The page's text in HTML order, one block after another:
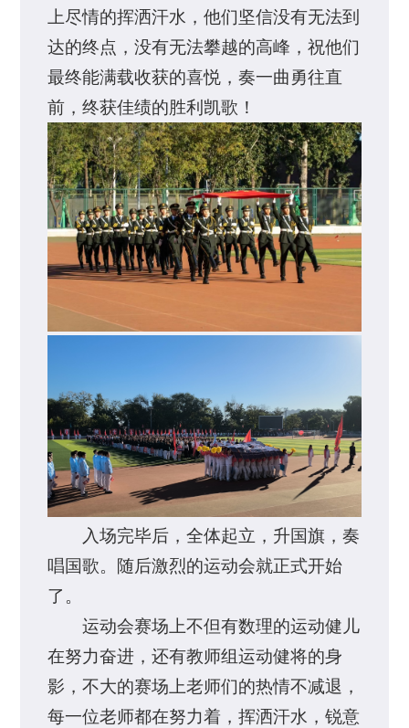
上尽情的挥洒汗水，他们坚信没有无法到
达的终点，没有无法攀越的高峰，祝他们
最终能满载收获的喜悦，奏一曲勇往直
前，终获佳绩的胜利凯歌！
入场完毕后，全体起立，升国旗，奏
唱国歌。随后激烈的运动会就正式开始
了。
运动会赛场上不但有数理的运动健儿
在努力奋进，还有教师组运动健将的身
影，不大的赛场上老师们的热情不减退，
每一位老师都在努力着，挥洒汗水，锐意